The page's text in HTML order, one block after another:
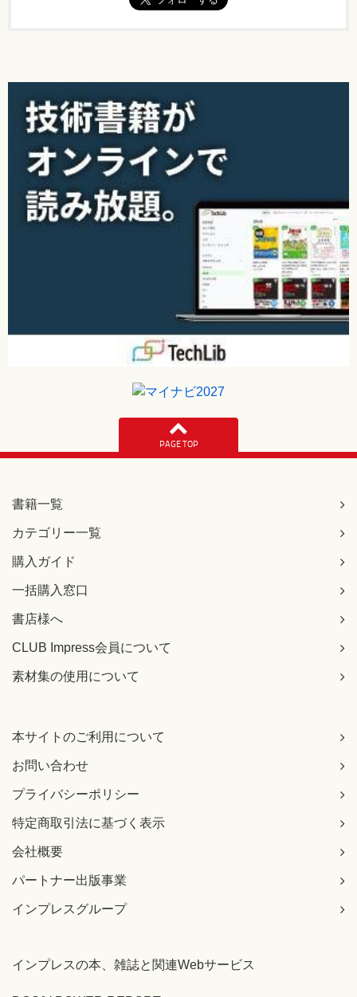
PAGE TOP
書籍一覧
カテゴリー一覧
購入ガイド
一括購入窓口
書店様へ
CLUB Impress会員について
素材集の使用について
本サイトのご利用について
お問い合わせ
プライバシーポリシー
特定商取引法に基づく表示
会社概要
パートナー出版事業
インプレスグループ
インプレスの本、雑誌と関連Webサービス